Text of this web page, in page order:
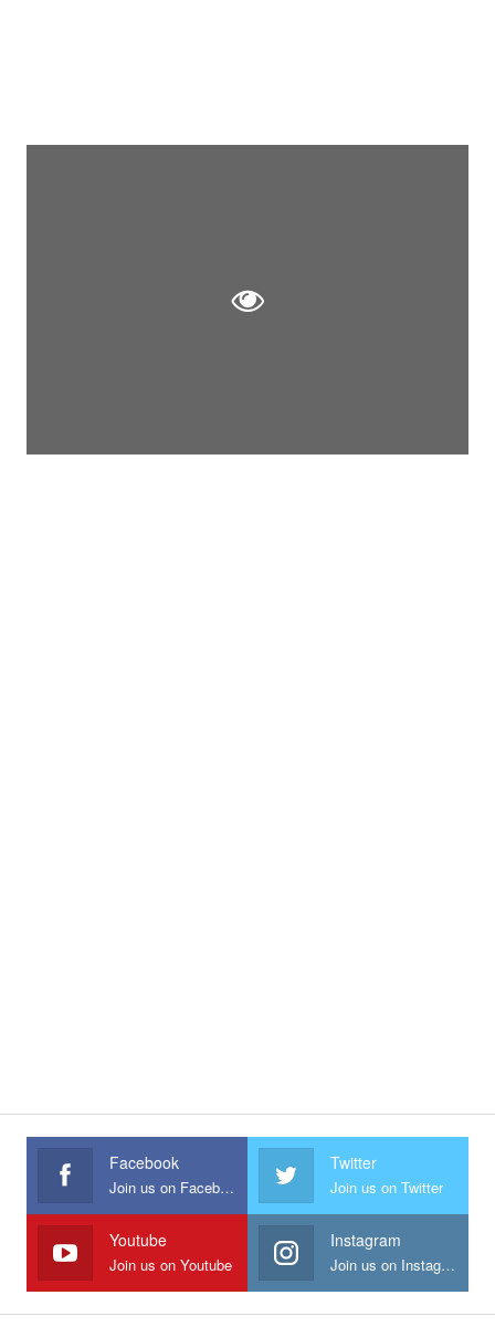
Facebook
Join us on Facebook
Twitter
Join us on Twitter
Youtube
Join us on Youtube
Instagram
Join us on Instagram